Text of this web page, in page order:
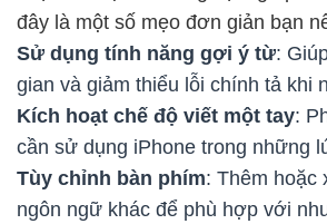
đây là một số mẹo đơn giản bạn
Sử dụng tính năng gợi ý từ:
gian và giảm thiểu lỗi chính tả khi
Kích hoạt chế độ viết một tay:
cần sử dụng iPhone trong những
Tùy chỉnh bàn phím: Thêm hoặc
ngôn ngữ khác để phù hợp với